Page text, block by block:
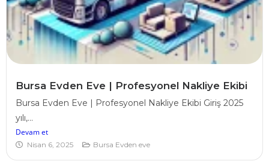
Bursa Evden Eve | Profesyonel Nakliye Ekibi
Bursa Evden Eve | Profesyonel Nakliye Ekibi Giriş 2025
yılı,...
Devam et
Nisan 6, 2025 Bursa Evden eve